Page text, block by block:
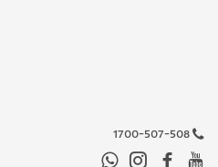
1700-507-508